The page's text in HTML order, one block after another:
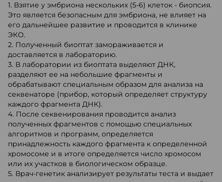
1. Взятие у эмбриона нескольких (5-6) клеток - биопсия.
Это является безопасным для эмбриона, не влияет на
его дальнейшее развитие и проводится в клинике
ЭКО.
2. Полученный биоптат замораживается и
доставляется в лабораторию.
3. В лаборатории из биоптата выделяют ДНК,
разделяют ее на небольшие фрагменты и
обрабатывают специальным образом для анализа на
секвенаторе (прибор, который определяет структуру
каждого фрагмента ДНК).
4. После секвенирования проводится анализ
полученных фрагментов с помощью специальных
алгоритмов и программ, определяется
принадлежность каждого фрагмента к определенной
хромосоме и в итоге определяется число хромосом
или их участков в биологическом образце.
5. Врач-генетик анализирует результаты теста и выдает